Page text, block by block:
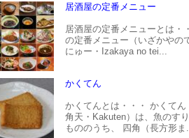
居酒屋の定番メニュー
居酒屋の定番メニューとは・
の定番メニュー（いざかやの
にゅー・Izakaya no tei...
かくてん
かくてんとは・・・ かくてん
角天・Kakuten）は、魚のす
もののうち、 四角（長方形ま...